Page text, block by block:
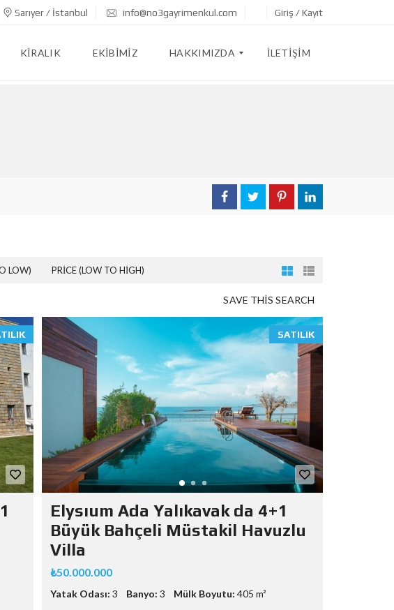
Sarıyer / İstanbul info@no3gayrimenkul.com Giriş / Kayıt
KIRALIK EKIBIMIZ HAKKIMIZDA İLETIŞIM
LOW) PRICE (LOW TO HIGH)
SAVE THIS SEARCH
SATILIK
Elysıum Ada Yalıkavak da 4+1
Büyük Bahçeli Müstakil Havuzlu
Villa
₺50.000.000
Yatak Odası: 3 Banyo: 3 Mülk Boyutu: 405 m²